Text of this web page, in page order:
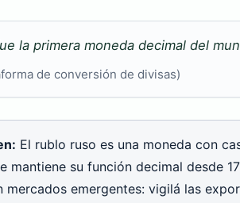
la primera moneda decimal del
de conversión de divisas)
El rublo ruso es una moneda con
mantiene su función decimal desde
mercados emergentes: vigilá las